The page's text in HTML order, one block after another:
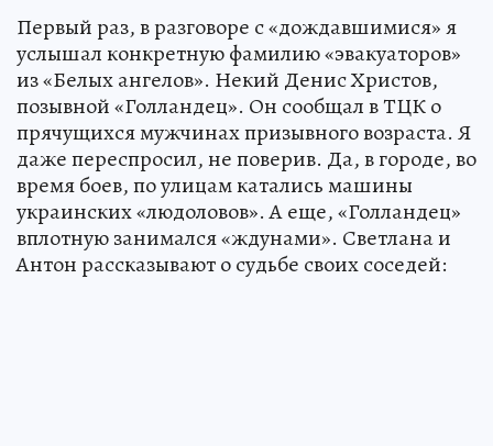
Первый раз, в разговоре с «дождавшимися» я
услышал конкретную фамилию «эвакуаторов»
из «Белых ангелов». Некий Денис Христов,
позывной «Голландец». Он сообщал в ТЦК о
прячущихся мужчинах призывного возраста. Я
даже переспросил, не поверив. Да, в городе, во
время боев, по улицам катались машины
украинских «людоловов». А еще, «Голландец»
вплотную занимался «ждунами». Светлана и
Антон рассказывают о судьбе своих соседей: